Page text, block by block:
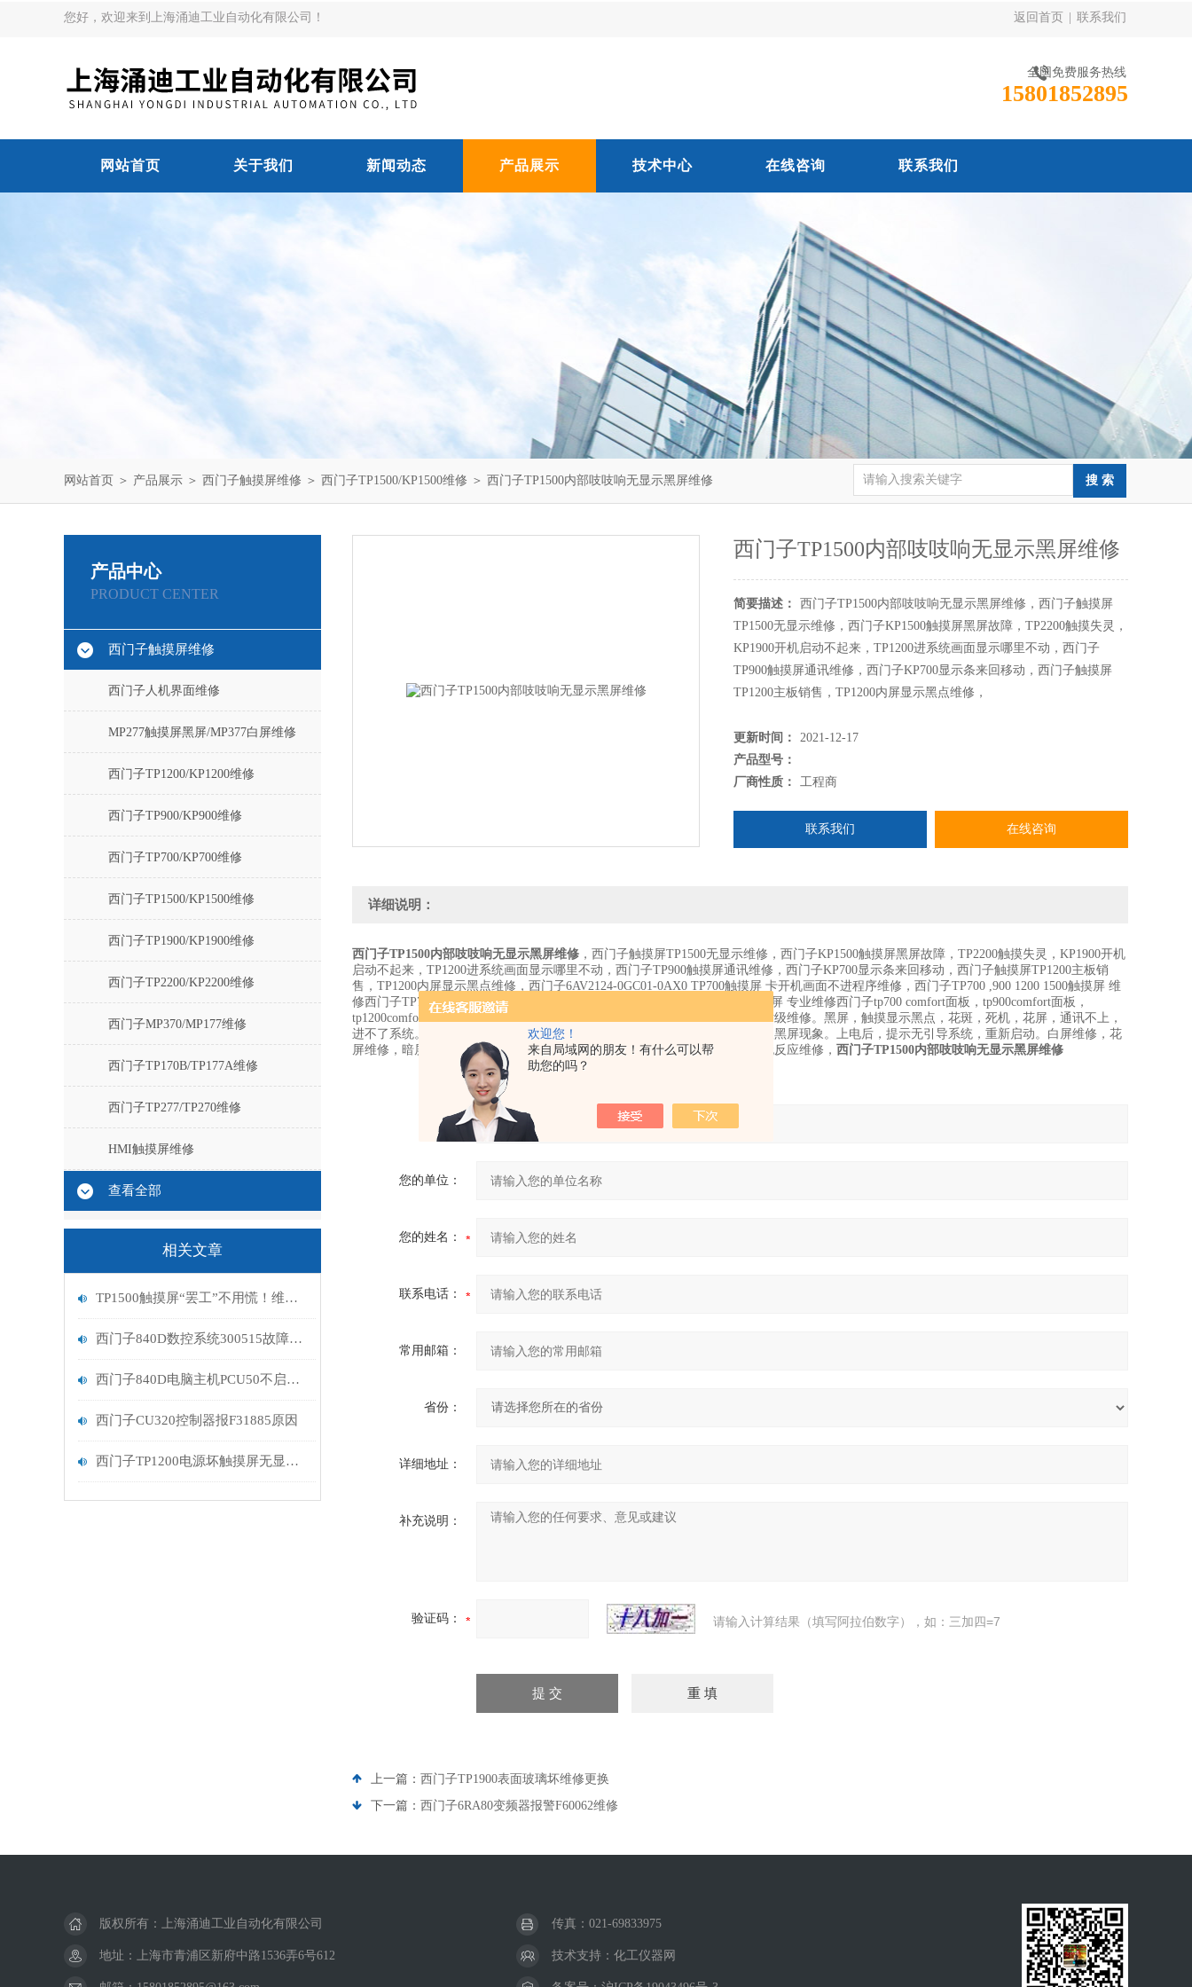
欢迎您！
来自局域网的朋友！有什么可以帮
助您的吗？
您好，欢迎来到上海涌迪工业自动化有限公司！ 返回首页 联系我们
全国免费服务热线
15801852895
网站首页 关于我们 新闻动态 产品展示 技术中心 在线咨询 联系我们
网站首页 ＞ 产品展示 ＞ 西门子触摸屏维修 ＞ 西门子TP1500/KP1500维修 ＞ 西门子TP1500内部吱吱响无显示黑屏维修
产品中心
PRODUCT CENTER
西门子触摸屏维修
西门子人机界面维修
MP277触摸屏黑屏/MP377白屏维修
西门子TP1200/KP1200维修
西门子TP900/KP900维修
西门子TP700/KP700维修
西门子TP1500/KP1500维修
西门子TP1900/KP1900维修
西门子TP2200/KP2200维修
西门子MP370/MP177维修
西门子TP170B/TP177A维修
西门子TP277/TP270维修
HMI触摸屏维修
查看全部
相关文章
TP1500触摸屏“罢工”不用慌！维修指南助你轻松复原
西门子840D数控系统300515故障维修解决
西门子840D电脑主机PCU50不启动维修
西门子CU320控制器报F31885原因
西门子TP1200电源坏触摸屏无显示维修排查
西门子TP1500内部吱吱响无显示黑屏维修
简要描述：
西门子TP1500内部吱吱响无显示黑屏维修，西门子触摸屏
TP1500无显示维修，西门子KP1500触摸屏黑屏故障，TP2200触摸失灵，
KP1900开机启动不起来，TP1200进系统画面显示哪里不动，西门子
TP900触摸屏通讯维修，西门子KP700显示条来回移动，西门子触摸屏
TP1200主板销售，TP1200内屏显示黑点维修，
更新时间：
2021-12-17
产品型号：
厂商性质：
工程商
联系我们 在线咨询
详细说明：
西门子TP1500内部吱吱响无显示黑屏维修 ，西门子触摸屏TP1500无显示维修，西门子KP1500触摸屏黑屏故障，TP2200触摸失灵，KP1900开机
启动不起来，TP1200进系统画面显示哪里不动，西门子TP900触摸屏通讯维修，西门子KP700显示条来回移动，西门子触摸屏TP1200主板销
售，TP1200内屏显示黑点维修，西门子6AV2124-0GC01-0AX0 TP700触摸屏 卡开机画面不进程序维修，西门子TP700 ,900 1200 1500触摸屏 维
修西门子TP700 TP900 TP1200 1500触摸屏 维修西门子tp700 tp900 tp1200触摸屏 专业维修西门子tp700 comfort面板，tp900comfort面板，
tp1200comfort面板，tp1500comfort面板，tp1900comfort面板。实力维修，芯片级维修。黑屏，触摸显示黑点，花斑，死机，花屏，通讯不上，
进不了系统。西门子精智面板：无法进入系统，光标对角来回移动，最后进入黑屏现象。上电后，提示无引导系统，重新启动。白屏维修，花
屏维修，暗屏维修，无背光维修，触摸不灵敏维修，触摸反应慢维修，触摸无反应维修， 西门子TP1500内部吱吱响无显示黑屏维修
产品：
您的单位：
您的姓名：
联系电话：
常用邮箱：
省份：
详细地址：
补充说明：
验证码： 请输入计算结果（填写阿拉伯数字），如：三加四=7
上一篇： 西门子TP1900表面玻璃坏维修更换
下一篇： 西门子6RA80变频器报警F60062维修
版权所有：上海涌迪工业自动化有限公司 传真：021-69833975
地址：上海市青浦区新府中路1536弄6号612 技术支持： 化工仪器网